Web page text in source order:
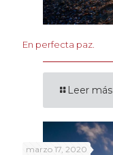
En perfecta paz.
Leer más
marzo 17, 2020